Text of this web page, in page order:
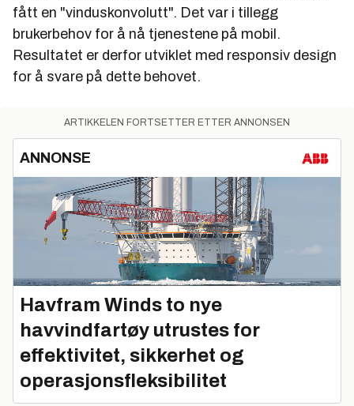
fått en "vinduskonvolutt". Det var i tillegg
brukerbehov for å nå tjenestene på mobil.
Resultatet er derfor utviklet med responsiv design
for å svare på dette behovet.
ARTIKKELEN FORTSETTER ETTER ANNONSEN
ANNONSE
Havfram Winds to nye
havvindfartøy utrustes for
effektivitet, sikkerhet og
operasjonsfleksibilitet